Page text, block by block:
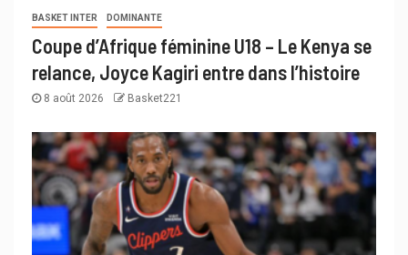
BASKET INTER DOMINANTE
Coupe d’Afrique féminine U18 – Le Kenya se
relance, Joyce Kagiri entre dans l’histoire
8 août 2026 Basket221